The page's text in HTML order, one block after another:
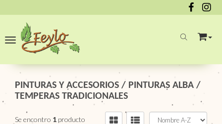
Toggle navigation
PINTURAS Y ACCESORIOS / PINTURAS ALBA /
TEMPERAS TRADICIONALES
Se encontro 1 producto